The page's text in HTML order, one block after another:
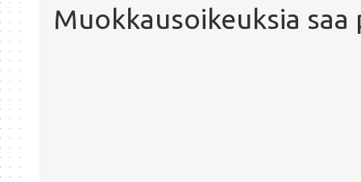
Muokkausoikeuksia